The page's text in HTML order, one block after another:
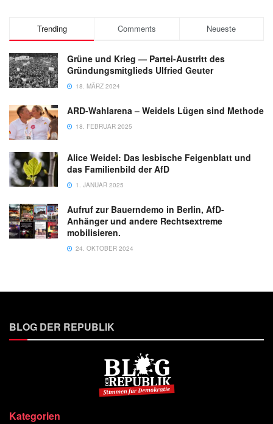
Trending Comments Neueste
Grüne und Krieg — Partei-Austritt des
Gründungsmitglieds Ulfried Geuter
18. MÄRZ 2024
ARD-Wahlarena – Weidels Lügen sind Methode
18. FEBRUAR 2025
Alice Weidel: Das lesbische Feigenblatt und
das Familienbild der AfD
1. JANUAR 2025
Aufruf zur Bauerndemo in Berlin, AfD-
Anhänger und andere Rechtsextreme
mobilisieren.
24. OKTOBER 2024
BLOG DER REPUBLIK
Kategorien